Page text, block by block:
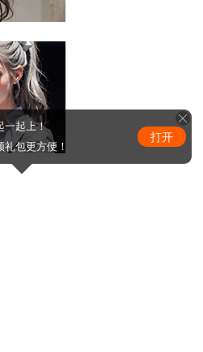
一起上！
包更方便！
打开